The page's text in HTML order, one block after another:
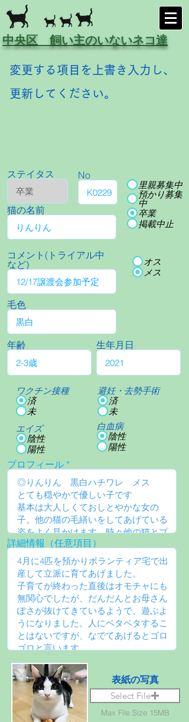
中央区 飼い主のいないネコ達
変更する項目を上書き入力し、
更新してください。
ステイタス No
猫の名前
里親募集中
預かり募集
中
卒業
掲載中止
コメント(トライアル中
など)
オス
メス
毛色
年齢
ワクチン接種
済
未
エイズ
陰性
陽性
生年月日
避妊・去勢手術
済
未
白血病
陰性
陽性
プロフィール
詳細情報（任意項目）
表紙の写真
Select File
Max File Size 15MB